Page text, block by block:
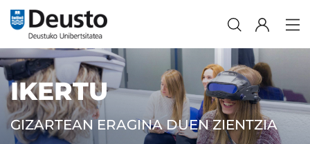
IKERTU
GIZARTEAN ERAGINA DUEN ZIENTZIA